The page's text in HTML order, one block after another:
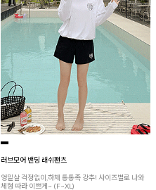
러브모어 밴딩 래쉬팬츠
엉밑살 걱정없이,하체 통통족 강추! 사이즈별로 나와
체형 따라 이쁘게~ (F~XL)